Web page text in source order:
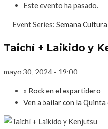
Este evento ha pasado.
Event Series: Semana
Taichí + Laikido y
mayo 30, 2024 - 19:00
« Rock en el espartidero
Ven a bailar con la Quinta